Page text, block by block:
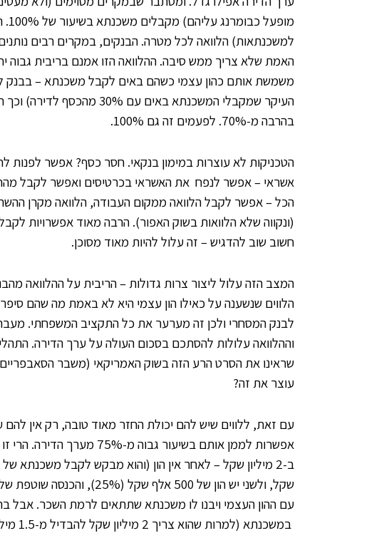
למשכנתאות) הלוואה לכל מטרה. הבנקים, במקרים רבים
האמת שלא צריך ממש סיבה. ההלוואה הזו אמנם בריבית גבוה
משמשת אותם כהון עצמי כשהם באים לקבל משכנתא – בבנק
העיקר שמקבלי המשכנתא באים
בהרבה מ-70%. לפעמים זה גם 100%.
הטכניקות לא עוצרות במימון בנקאי. חסר כסף? אפשר לפנות
אשראי – אפשר לנפח את האשראי בכרטיסים ואפשר לקבל
הכל – אפשר לקבל הלוואה ממקום העבודה, הלוואה מקרן
(ונקווה שלא הלוואות בשוק האפור). הרבה מאוד אפשרויות
חשוב שוב להדגיש – זה עלול להיות מאוד מסוכן.
המצב הזה עלול ליצור צרות גדולות – הריבית על ההלוואה
הלווים שנשענה על כאילו הון עצמי היא לא באמת מה שהם
לבנק המסחרי ולכן זה מערער את כל התקציב המשפחתי.
וההלוואה עלולות להסתכם בסכום העולה על ערך הדירה.
שראינו את הסרט הרע הזה בשוק האמריקאי (משבר
עוצר את זה?
עם זאת, ללווים שיש להם יכולת החזר מאוד טובה, רק אין להם
אפשרות לממן אותם בשיעור
עם ההון העצמי ויבנו לו משכנתא שתתאים לרמת השכר. אבל
במשכנתא (למרות שהוא צריך 2 מיליון שקל להבדיל מ-1.5 מיליון שקל לזוג השני).